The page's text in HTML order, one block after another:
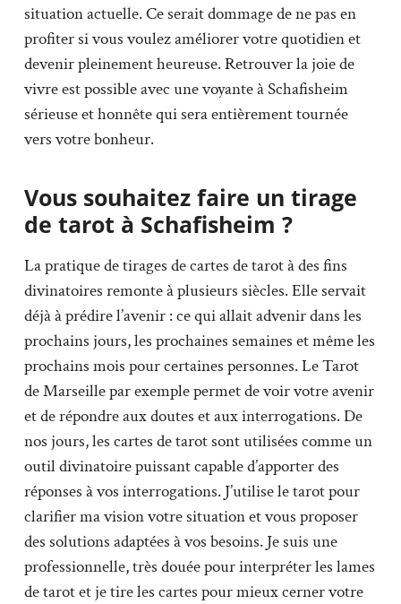
situation actuelle. Ce serait dommage de ne pas en
profiter si vous voulez améliorer votre quotidien et
devenir pleinement heureuse. Retrouver la joie de
vivre est possible avec une voyante à Schafisheim
sérieuse et honnête qui sera entièrement tournée
vers votre bonheur.
Vous souhaitez faire un tirage
de tarot à Schafisheim ?
La pratique de tirages de cartes de tarot à des fins
divinatoires remonte à plusieurs siècles. Elle servait
déjà à prédire l’avenir : ce qui allait advenir dans les
prochains jours, les prochaines semaines et même les
prochains mois pour certaines personnes. Le Tarot
de Marseille par exemple permet de voir votre avenir
et de répondre aux doutes et aux interrogations. De
nos jours, les cartes de tarot sont utilisées comme un
outil divinatoire puissant capable d’apporter des
réponses à vos interrogations. J’utilise le tarot pour
clarifier ma vision votre situation et vous proposer
des solutions adaptées à vos besoins. Je suis une
professionnelle, très douée pour interpréter les lames
de tarot et je tire les cartes pour mieux cerner votre